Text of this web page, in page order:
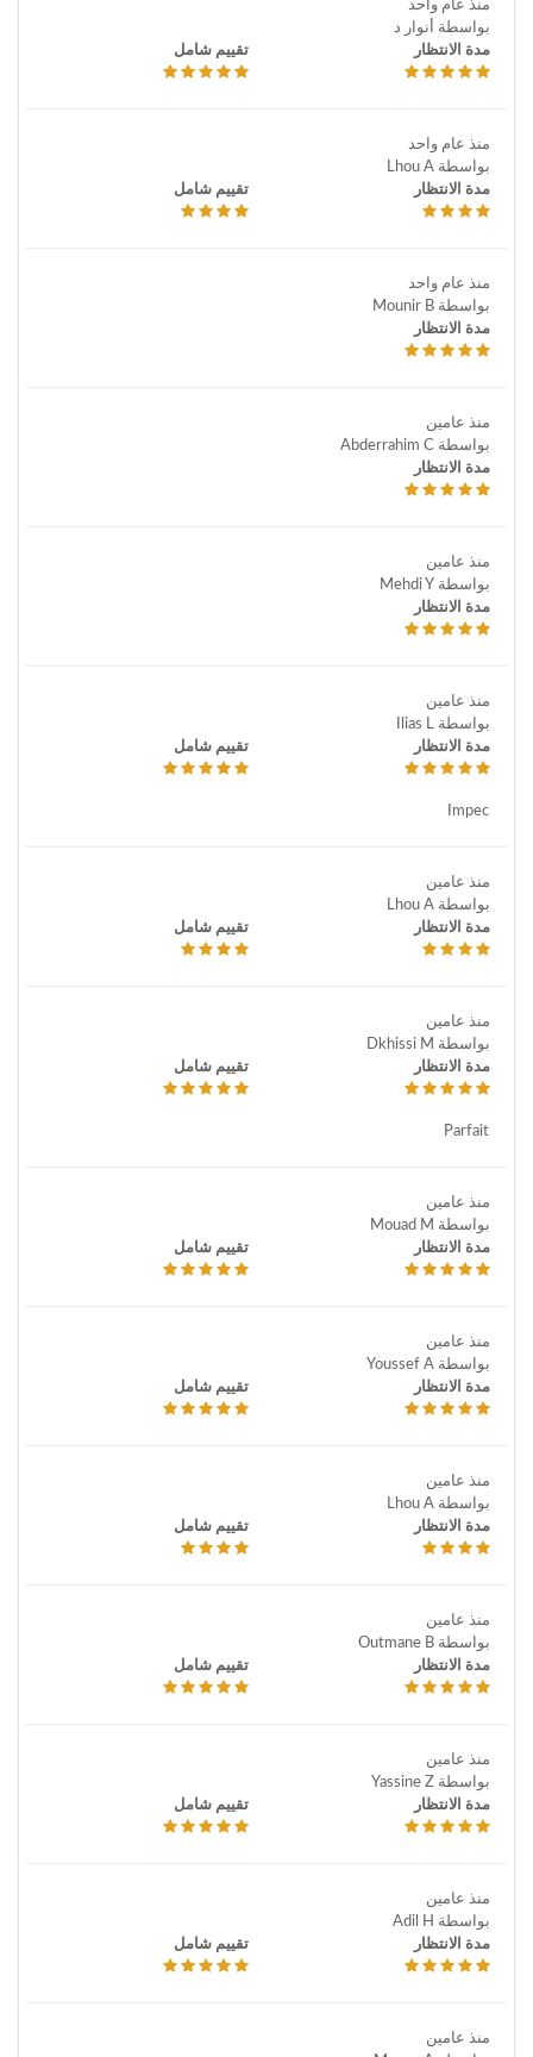
منذ عام واحد
بواسطة أنوار د
مدة الانتظار
تقييم شامل
منذ عام واحد
بواسطة Lhou A
مدة الانتظار
تقييم شامل
منذ عام واحد
بواسطة Mounir B
مدة الانتظار
منذ عامين
بواسطة Abderrahim C
مدة الانتظار
منذ عامين
بواسطة Mehdi Y
مدة الانتظار
منذ عامين
بواسطة Ilias L
مدة الانتظار
تقييم شامل
Impec
منذ عامين
بواسطة Lhou A
مدة الانتظار
تقييم شامل
منذ عامين
بواسطة Dkhissi M
مدة الانتظار
تقييم شامل
Parfait
منذ عامين
بواسطة Mouad M
مدة الانتظار
تقييم شامل
منذ عامين
بواسطة Youssef A
مدة الانتظار
تقييم شامل
منذ عامين
بواسطة Lhou A
مدة الانتظار
تقييم شامل
منذ عامين
بواسطة Outmane B
مدة الانتظار
تقييم شامل
منذ عامين
بواسطة Yassine Z
مدة الانتظار
تقييم شامل
منذ عامين
بواسطة Adil H
مدة الانتظار
تقييم شامل
منذ عامين